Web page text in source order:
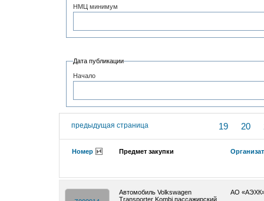
НМЦ минимум
Дата публикации
Начало
предыдущая страница 19 20
Номер Предмет закупки
Автомобиль Volkswagen
Transporter Kombi,пассажирский
АО